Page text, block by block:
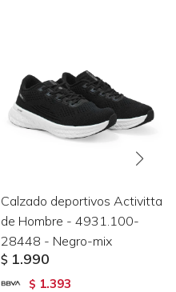
Calzado deportivos Activitta
de Hombre - 4931.100-
28448 - Negro-mix
$ 1.990
$ 1.393